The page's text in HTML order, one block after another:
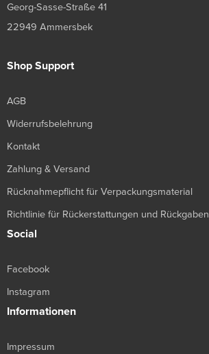
Georg-Sasse-Straße 41
22949 Ammersbek
Shop Support
AGB
Widerrufsbelehrung
Kontakt
Zahlung & Versand
Rücknahmepflicht für Verpackungsmaterial
Richtlinie für Rückerstattungen und Rückgaben
Social
Facebook
Instagram
Informationen
Impressum